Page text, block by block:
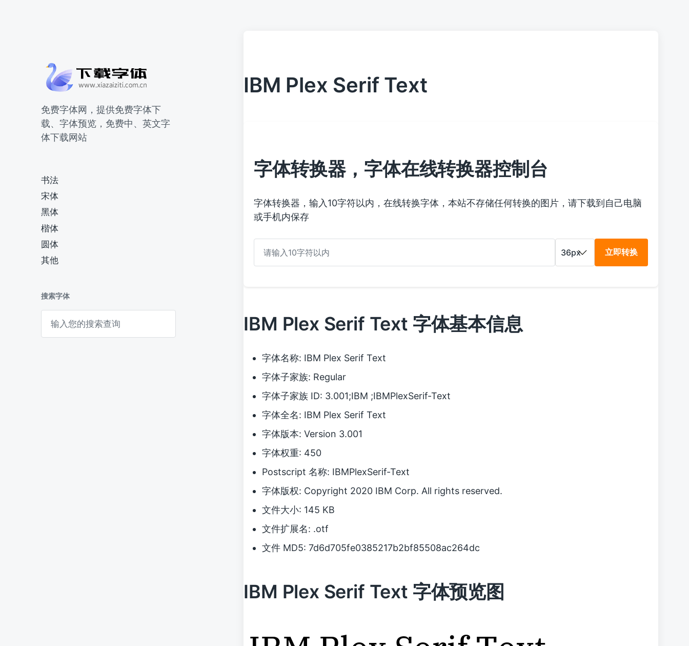
免费字体网，提供免费字体下
载、字体预览，免费中、英文字
体下载网站
书法
宋体
黑体
楷体
圆体
其他
搜索字体
IBM Plex Serif Text
字体转换器，字体在线转换器控制台
字体转换器，输入10字符以内，在线转换字体，本站不存储任何转换的图片，请下载到自己电脑
或手机内保存
立即转换
IBM Plex Serif Text 字体基本信息
字体名称: IBM Plex Serif Text
字体子家族: Regular
字体子家族 ID: 3.001;IBM ;IBMPlexSerif-Text
字体全名: IBM Plex Serif Text
字体版本: Version 3.001
字体权重: 450
Postscript 名称: IBMPlexSerif-Text
字体版权: Copyright 2020 IBM Corp. All rights reserved.
文件大小: 145 KB
文件扩展名: .otf
文件 MD5: 7d6d705fe0385217b2bf85508ac264dc
IBM Plex Serif Text 字体预览图